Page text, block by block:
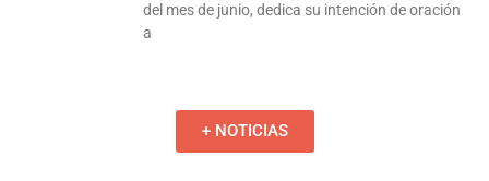
del mes de junio, dedica su intención de oración
a
+ NOTICIAS